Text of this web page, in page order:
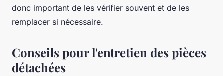
donc important de les vérifier souvent et de les
remplacer si nécessaire.
Conseils pour l'entretien des pièces
détachées